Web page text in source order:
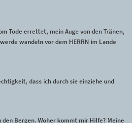
Tode errettet, mein Auge von den Tränen,
wandeln vor dem HERRN im Lande
dass ich durch sie einziehe und
den Bergen. Woher kommt mir Hilfe? Meine